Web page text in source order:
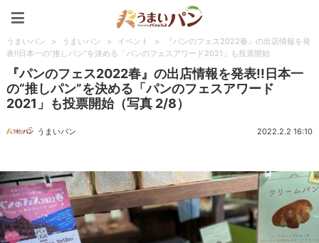
うまいパン > うまいパン > イベント >
『パンのフェス2022春』の出店情報を発
表!!日本一の“推しパン”を決める「パンのフェスアワード2021」も投票開始
『パンのフェス2022春』の出店情報を発表!!日本一
の“推しパン”を決める「パンのフェスアワード
2021」も投票開始（写真 2/8）
うまいパン 2022.2.2 16:10